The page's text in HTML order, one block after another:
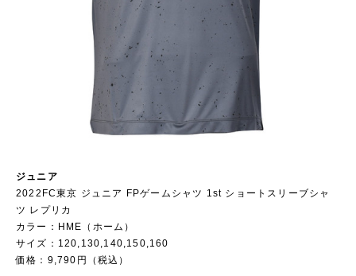
ジュニア
2022FC東京 ジュニア FPゲームシャツ 1st ショートスリーブシャ
ツ レプリカ
カラー：HME（ホーム）
サイズ：120,130,140,150,160
価格：9,790円（税込）